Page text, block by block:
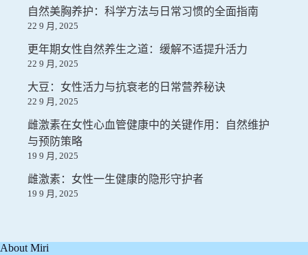
自然美胸养护：科学方法与日常习惯的全面指南
22 9 月, 2025
更年期女性自然养生之道：缓解不适提升活力
22 9 月, 2025
大豆：女性活力与抗衰老的日常营养秘诀
22 9 月, 2025
雌激素在女性心血管健康中的关键作用：自然维护
与预防策略
19 9 月, 2025
雌激素：女性一生健康的隐形守护者
19 9 月, 2025
About Miri